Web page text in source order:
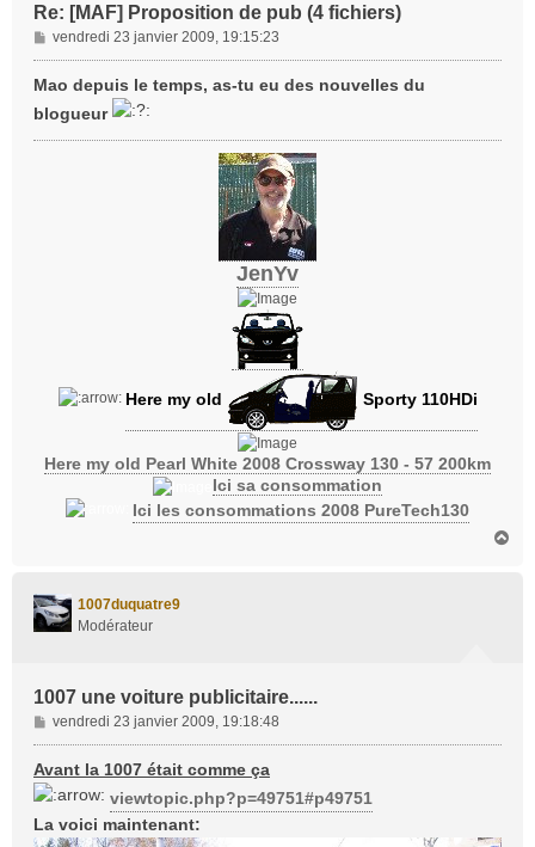
Re: [MAF] Proposition de pub (4 fichiers)
M
e
a
g
vendredi 23 janvier 2009, 19:15:23
Mao depuis le temps, as-tu eu des nouvelles du
blogueur
JenYv
Here my old Sporty 110HDi
Here my old Pearl White 2008 Crossway 130 - 57 200km
Ici sa consommation
Ici les consommations 2008 PureTech130
1007duquatre9
Modérateur
1007 une voiture publicitaire......
M
e
s
s
a
g
vendredi 23 janvier 2009, 19:18:48
Avant la 1007 était comme ça
viewtopic.php?p=49751#p49751
La voici maintenant: